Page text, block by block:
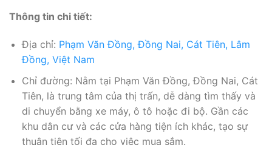
Thông tin chi tiết:
Địa chỉ: Phạm Văn Đồng, Đồng Nai, Cát Tiên, Lâm
Đồng, Việt Nam
Chỉ đường: Nằm tại Phạm Văn Đồng, Đồng Nai, Cát
Tiên, là trung tâm của thị trấn, dễ dàng tìm thấy và
di chuyển bằng xe máy, ô tô hoặc đi bộ. Gần các
khu dân cư và các cửa hàng tiện ích khác, tạo sự
thuận tiện tối đa cho việc mua sắm.